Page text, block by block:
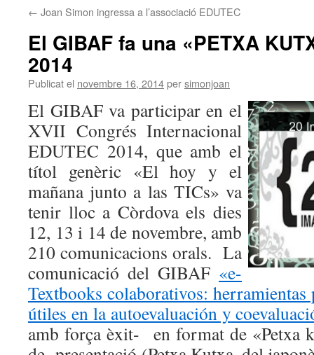
← Joan Simon ingressa a l’associació EDUTEC
El GIBAF fa una «PETXA
2014
Publicat el novembre 16, 2014persimonjoan
El GIBAF va participar en el
XVII Congrés Internacional
EDUTEC 2014, que amb el
títol genèric «El hoy y el
mañana junto a las TICs» va
tenir lloc a Còrdova els dies
12, 13 i 14 de novembre, amb
210 comunicacions orals. La
comunicació del GIBAF «e-
Textbooks colaborativos: herramientas
útiles en la autoevaluación y
amb força èxit- en format de «Petxa